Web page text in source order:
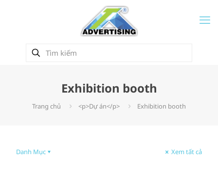
Exhibition booth
Trang chủ <p>Dự án</p> Exhibition booth
Danh Mục Xem tất cả